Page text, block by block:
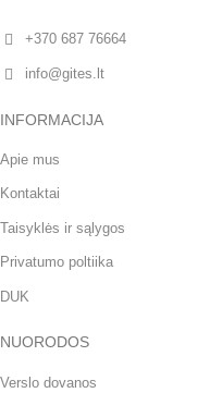
+370 687 76664
info@gites.lt
INFORMACIJA
Apie mus
Kontaktai
Taisyklės ir sąlygos
Privatumo poltiika
DUK
NUORODOS
Verslo dovanos